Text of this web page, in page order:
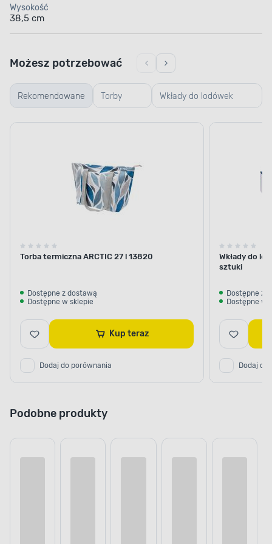
Wysokość
38,5 cm
Rekomendowane Torby
termiczne
Wkłady do lodówek
turystycznych
Możesz potrzebować
Torba termiczna ARCTIC 27 l 13820
Dostępne z dostawą
Dostępne w sklepie
Kup teraz
Dodaj do porównania
Wkłady do
sztuki
Dostępne z
Dostępne w
Dodaj do
Podobne produkty